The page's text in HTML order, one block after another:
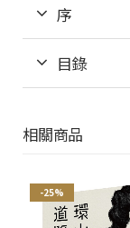
序
目錄
相關商品
-25%